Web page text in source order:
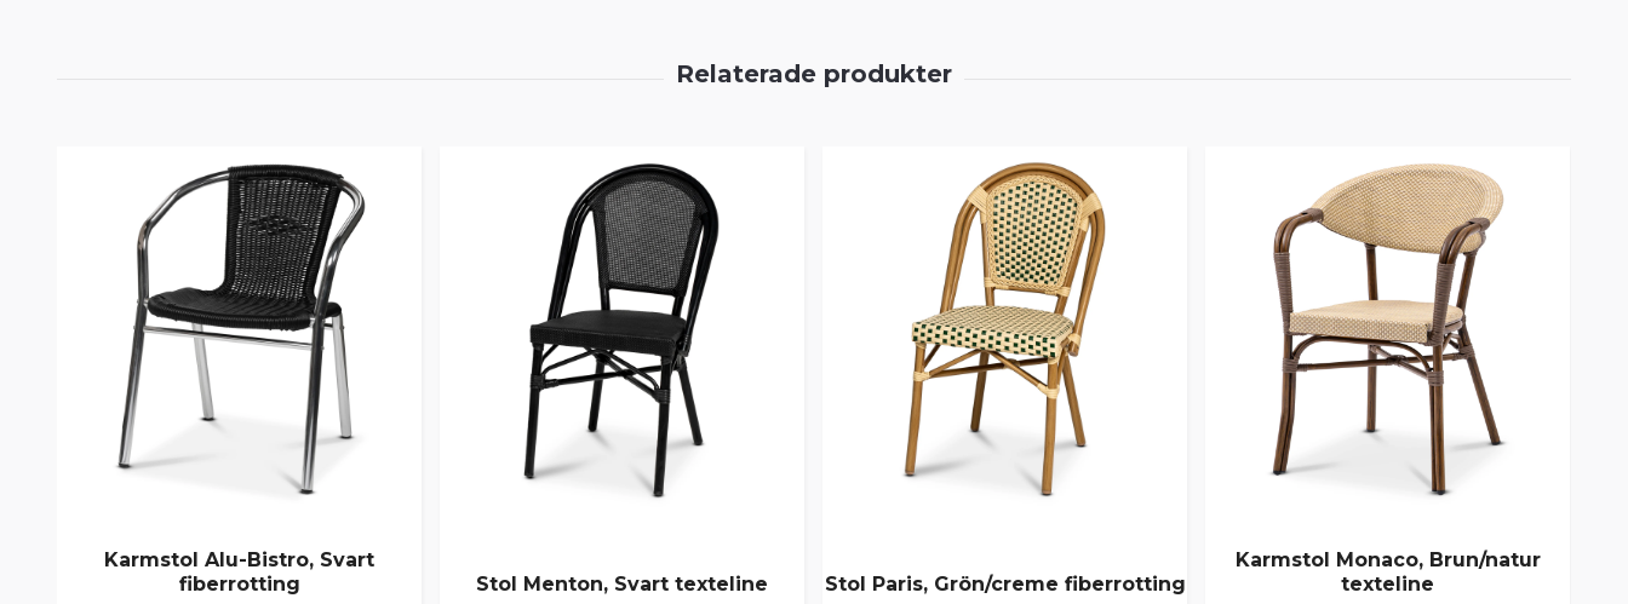
Karmstol Alu-Bistro, Svart
fiberrotting
Stol Menton, Svart texteline Stol Paris, Grön/creme fiberrotting
Karmstol Monaco, Brun/natur
texteline